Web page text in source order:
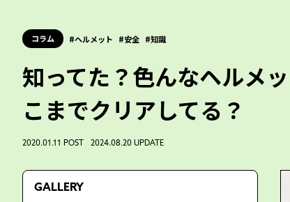
コラム ヘルメット 安全 知識
知ってた？色んなヘルメ
こまでクリアしてる？
2020.01.11 POST 2024.08.20 UPDATE
GALLERY